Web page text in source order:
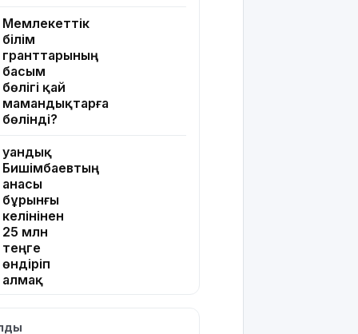
Мемлекеттік
білім
гранттарының
басым
бөлігі қай
мамандықтарға
бөлінді?
Қуандық
Бишімбаевтың
анасы
бұрынғы
келінінен
25 млн
теңге
өндіріп
алмақ
жүрген